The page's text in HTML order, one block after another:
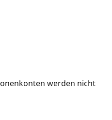
werden nicht